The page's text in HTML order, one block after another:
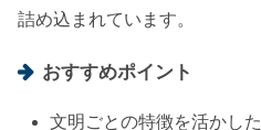
詰め込まれています。
おすすめポイント
文明ごとの特徴を活かし